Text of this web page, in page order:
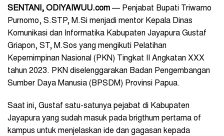
SENTANI, ODIYAIWUU.com — Penjabat Bupati Triwarno
Purnomo, S.STP, M.Si menjadi mentor Kepala Dinas
Komunikasi dan Informatika Kabupaten Jayapura Gustaf
Griapon, ST, M.Sos yang mengikuti Pelatihan
Kepemimpinan Nasional (PKN) Tingkat II Angkatan XXX
tahun 2023. PKN diselenggarakan Badan Pengembangan
Sumber Daya Manusia (BPSDM) Provinsi Papua.
Saat ini, Gustaf satu-satunya pejabat di Kabupaten
Jayapura yang sudah masuk pada brigthum pertama of
kampus untuk menjelaskan ide dan gagasan kepada